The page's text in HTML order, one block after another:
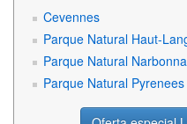
Cevennes
Parque Natural Haut-
Parque Natural
Parque Natural